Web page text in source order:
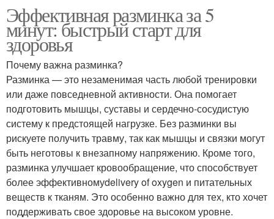
Эффективная разминка за 5
минут: быстрый старт для
здоровья
Почему важна разминка?
Разминка — это незаменимая часть любой тренировки
или даже повседневной активности. Она помогает
подготовить мышцы, суставы и сердечно-сосудистую
систему к предстоящей нагрузке. Без разминки вы
рискуете получить травму, так как мышцы и связки могут
быть неготовы к внезапному напряжению. Кроме того,
разминка улучшает кровообращение, что способствует
более эффективномуdelivery of oxygen и питательных
веществ к тканям. Это особенно важно для тех, кто хочет
поддерживать свое здоровье на высоком уровне.